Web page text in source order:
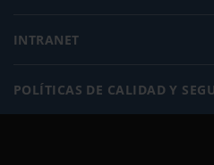
INTRANET
POLÍTICAS DE CALIDAD Y